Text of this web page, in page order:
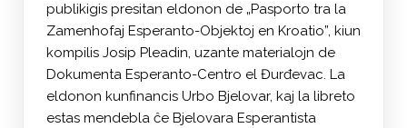
publikigis presitan eldonon de „Pasporto tra la
Zamenhofaj Esperanto-Objektoj en Kroatio”, kiun
kompilis Josip Pleadin, uzante materialojn de
Dokumenta Esperanto-Centro el Đurđevac. La
eldonon kunfinancis Urbo Bjelovar, kaj la libreto
estas mendebla ĉe Bjelovara Esperantista